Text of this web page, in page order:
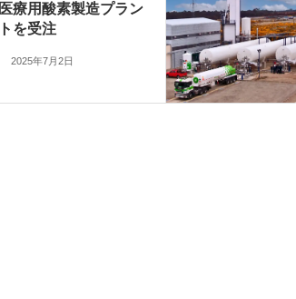
医療用酸素製造プラン
トを受注
2025年7月2日